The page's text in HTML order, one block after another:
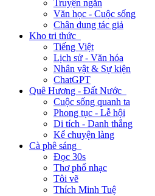
Truyện ngắn
Văn học - Cuộc sống
Chân dung tác giả
Kho tri thức
Tiếng Việt
Lịch sử - Văn hóa
Nhân vật & Sự kiện
ChatGPT
Quê Hương - Đất Nước
Cuộc sống quanh ta
Phong tục - Lễ hội
Di tích - Danh thắng
Kể chuyện làng
Cà phê sáng
Đọc 30s
Thơ phổ nhạc
Tôi vẽ
Thích Minh Tuệ